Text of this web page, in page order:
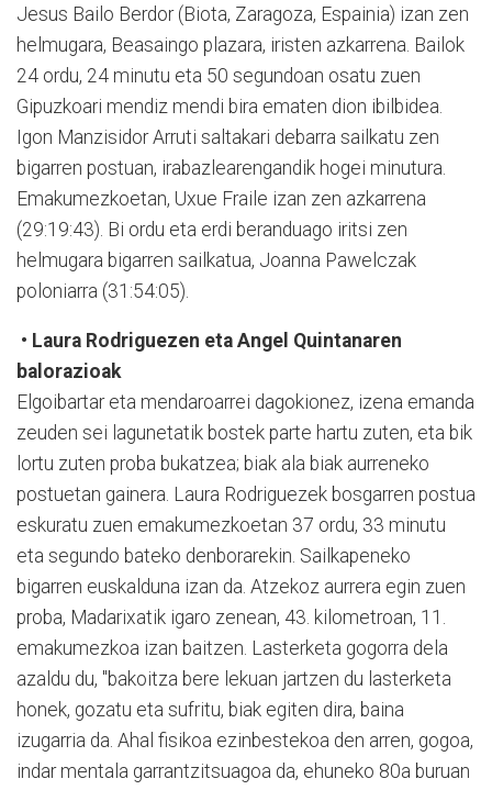
Jesus Bailo Berdor (Biota, Zaragoza, Espainia) izan zen
helmugara, Beasaingo plazara, iristen azkarrena. Bailok
24 ordu, 24 minutu eta 50 segundoan osatu zuen
Gipuzkoari mendiz mendi bira ematen dion ibilbidea.
Igon Manzisidor Arruti saltakari debarra sailkatu zen
bigarren postuan, irabazlearengandik hogei minutura.
Emakumezkoetan, Uxue Fraile izan zen azkarrena
(29:19:43). Bi ordu eta erdi beranduago iritsi zen
helmugara bigarren sailkatua, Joanna Pawelczak
poloniarra (31:54:05).
• Laura Rodriguezen eta Angel Quintanaren
balorazioak
Elgoibartar eta mendaroarrei dagokionez, izena emanda
zeuden sei lagunetatik bostek parte hartu zuten, eta bik
lortu zuten proba bukatzea; biak ala biak aurreneko
postuetan gainera. Laura Rodriguezek bosgarren postua
eskuratu zuen emakumezkoetan 37 ordu, 33 minutu
eta segundo bateko denborarekin. Sailkapeneko
bigarren euskalduna izan da. Atzekoz aurrera egin zuen
proba, Madarixatik igaro zenean, 43. kilometroan, 11.
emakumezkoa izan baitzen. Lasterketa gogorra dela
azaldu du, "bakoitza bere lekuan jartzen du lasterketa
honek, gozatu eta sufritu, biak egiten dira, baina
izugarria da. Ahal fisikoa ezinbestekoa den arren, gogoa,
indar mentala garrantzitsuagoa da, ehuneko 80a buruan